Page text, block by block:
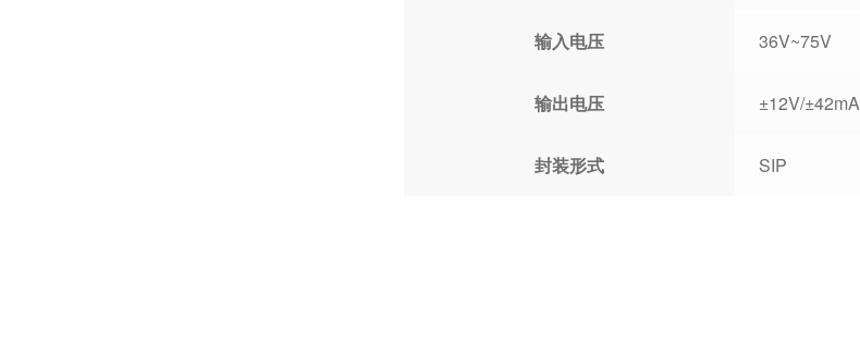
输入电压 36V~75V
输出电压 ±12V/±42mA
封装形式 SIP